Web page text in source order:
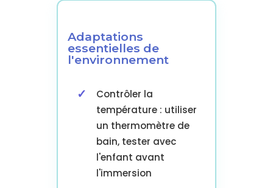
Adaptations
essentielles de
l'environnement
Contrôler la
température : utiliser
un thermomètre de
bain, tester avec
l'enfant avant
l'immersion